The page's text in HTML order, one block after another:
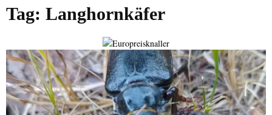
Tag: Langhornkäfer